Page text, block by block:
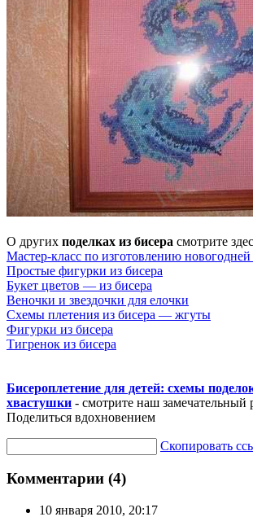
О других поделках из бисера смотрите
Мастер-класс по изготовлению новогодней
Простые фигурки из бисера
Букет цветов — из бисера
Веночки и звездочки для елочки
Схемы плетения из бисера — жгуты
Фигурки из бисера
Тигренок из бисера
Бисероплетение для детей: схемы
хвастушки - смотрите наш замечательный
Поделиться вдохновением
Скопировать
Комментарии (4)
10 января 2010, 20:17